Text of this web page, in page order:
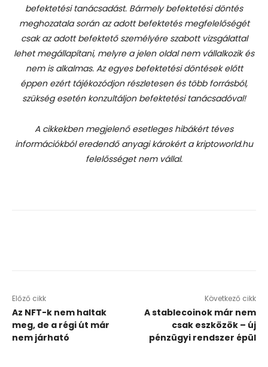
befektetési tanácsadást. Bármely befektetési döntés
meghozatala során az adott befektetés megfelelőségét
csak az adott befektető személyére szabott vizsgálattal
lehet megállapítani, melyre a jelen oldal nem vállalkozik és
nem is alkalmas. Az egyes befektetési döntések előtt
éppen ezért tájékozódjon részletesen és több forrásból,
szükség esetén konzultáljon befektetési tanácsadóval!
A cikkekben megjelenő esetleges hibákért téves
információkból eredendő anyagi károkért a kriptoworld.hu
felelősséget nem vállal.
Előző cikk
Az NFT-k nem haltak
meg, de a régi út már
nem járható
Következő cikk
A stablecoinok már nem
csak eszközök – új
pénzügyi rendszer épül